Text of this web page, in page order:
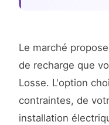
Le marché
de recharge que
Losse. L'option
contraintes, de
installation